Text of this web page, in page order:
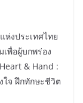
ห่งประเทศไทย
พื่อผู้บกพร่อง
& Hand :
จ ฝึกทักษะชีวิต